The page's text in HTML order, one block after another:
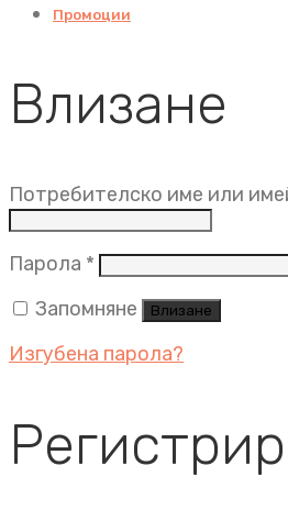
Промоции
Влизане
Потребителско име или
Парола * Задължително
Запомняне
Влизане
Изгубена парола?